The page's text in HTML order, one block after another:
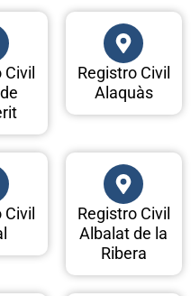
Registro Civil
Alaquàs
Registro Civil
Albalat de la
Ribera